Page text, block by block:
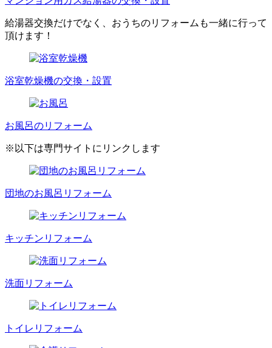
給湯器交換だけでなく、おうちのリフォームも一緒に行って
頂けます！
浴室乾燥機の交換・設置
お風呂のリフォーム
※以下は専門サイトにリンクします
団地のお風呂リフォーム
キッチンリフォーム
洗面リフォーム
トイレリフォーム